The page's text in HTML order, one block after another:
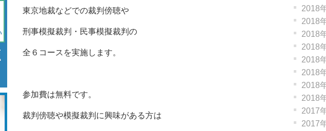
東京地裁などでの裁判傍聴や
刑事模擬裁判・民事模擬裁判の
全６コースを実施します。
参加費は無料です。
裁判傍聴や模擬裁判に興味がある方は
2018
2018
2018
2018
2018
2018
2018
2018
2017
2017